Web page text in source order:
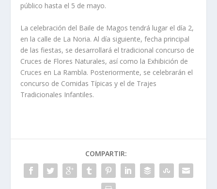
público hasta el 5 de mayo.
La celebración del Baile de Magos tendrá lugar el día 2,
en la calle de La Noria. Al día siguiente, fecha principal
de las fiestas, se desarrollará el tradicional concurso de
Cruces de Flores Naturales, así como la Exhibición de
Cruces en La Rambla. Posteriormente, se celebrarán el
concurso de Comidas Típicas y el de Trajes
Tradicionales Infantiles.
COMPARTIR: